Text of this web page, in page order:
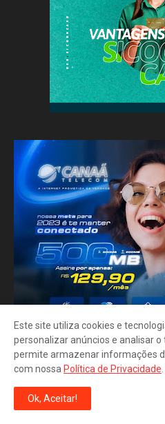
Este site utiliza cookies e
personalizar anúncios e analisar
permite armazenar informações
com nossa Política de Privacidade
Ok, Aceitar!